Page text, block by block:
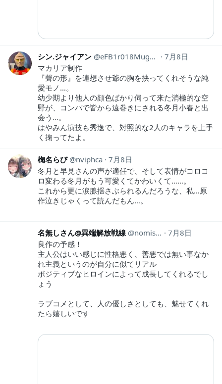
シン.ジャイアン eFB1r018Mugu301
7月8日
マカリア制作
『聲の形』を連想させ爺の胸を抉ってくれそうな純
愛モノ…。
幼少期より他人の顔色ばかり伺って来た消極的な空
野が、コンパで皆から遠巻きにされる冬月小春と出
会う…。
はやみん演技も秀逸で、対照的な2人のキャラを上手
く掬ってたよ。
椈名らび nviphca 7月8日
冬月と早見さんの声が適任で、そして表情がコロコ
ロ変わる冬月がもう可愛くてかわいくて……。
これから更に涙腺揺さぶられるんだろうな、私…原
作泣きじゃくって読んだもん…。
名無しさん@異端解放戦線 nomisotukae
7月8日
良作の予感！
主人公はいい感じに性格悪く、善悪では無い事なか
れ主義というのが自分に似てリアル
ポジティブなヒロインによって成長してくれるでし
ょう
ラブコメとして、人の優しさとしても、魅せてくれ
たら嬉しいです